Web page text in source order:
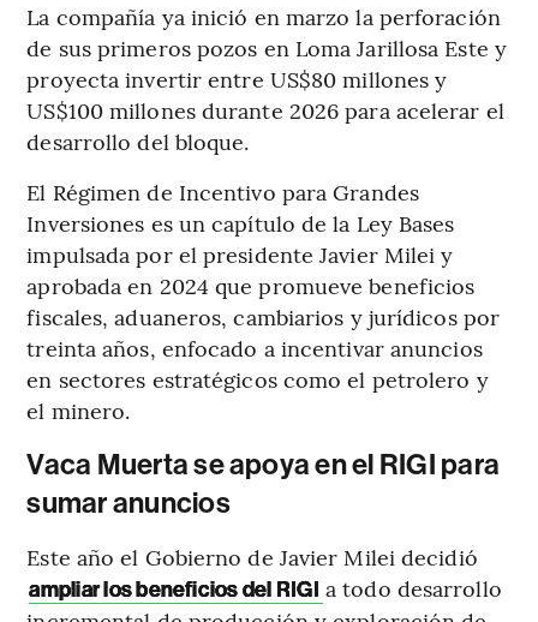
La compañía ya inició en marzo la perforación
de sus primeros pozos en Loma Jarillosa Este y
proyecta invertir entre US$80 millones y
US$100 millones durante 2026 para acelerar el
desarrollo del bloque.
El Régimen de Incentivo para Grandes
Inversiones es un capítulo de la Ley Bases
impulsada por el presidente Javier Milei y
aprobada en 2024 que promueve beneficios
fiscales, aduaneros, cambiarios y jurídicos por
treinta años, enfocado a incentivar anuncios
en sectores estratégicos como el petrolero y
el minero.
Vaca Muerta se apoya en el RIGI para
sumar anuncios
Este año el Gobierno de Javier Milei decidió
ampliar los beneficios del RIGI a todo desarrollo